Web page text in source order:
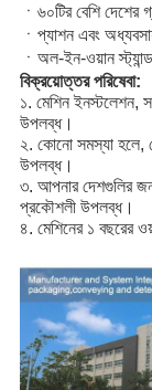
ㆍ৬০টির বেশি দেশের
ㆍপ্যাশন এবং
ㆍঅল-ইন-ওয়ান স্ট্যান্ড
বিক্রয়োত্তর পরিষেবা:
১. মেশিন ইনস্টলেশন,
উপলব্ধ।
২. কোনো সমস্যা হলে,
উপলব্ধ।
৩. আপনার দেশগুলির
প্রকৌশলী উপলব্ধ।
৪. মেশিনের ১ বছরের